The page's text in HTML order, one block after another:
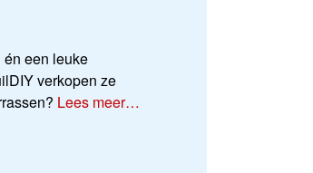
én een leuke
verkopen ze
Lees meer…